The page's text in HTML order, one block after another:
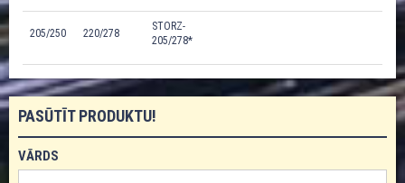
205/250 220/278
STORZ-
205/278*
PASŪTĪT PRODUKTU!
VĀRDS